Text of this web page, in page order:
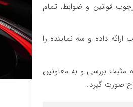
قوانین و ضوابط، تمام
داده و سه نماینده را
مثبت بررسی و به معاونین
صورت گیرد.